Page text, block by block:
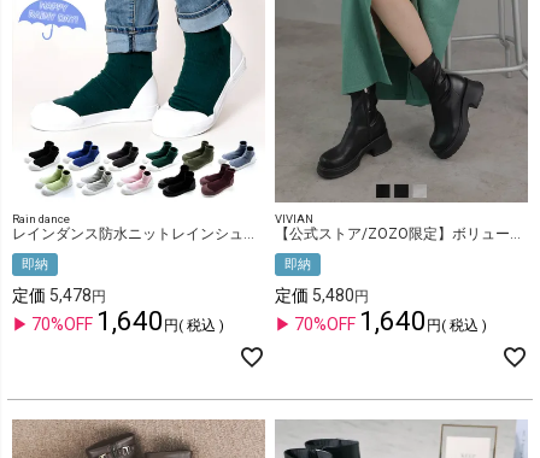
Rain dance
レインダンス防水ニットレインシューズ
即納
定価 5,478
70%OFF 1,640 税込
VIVIAN
【公式ストア/ZOZO限定】ボリュームトゥ厚底ストレッチミドルブーツ
即納
定価 5,480
70%OFF 1,640 税込